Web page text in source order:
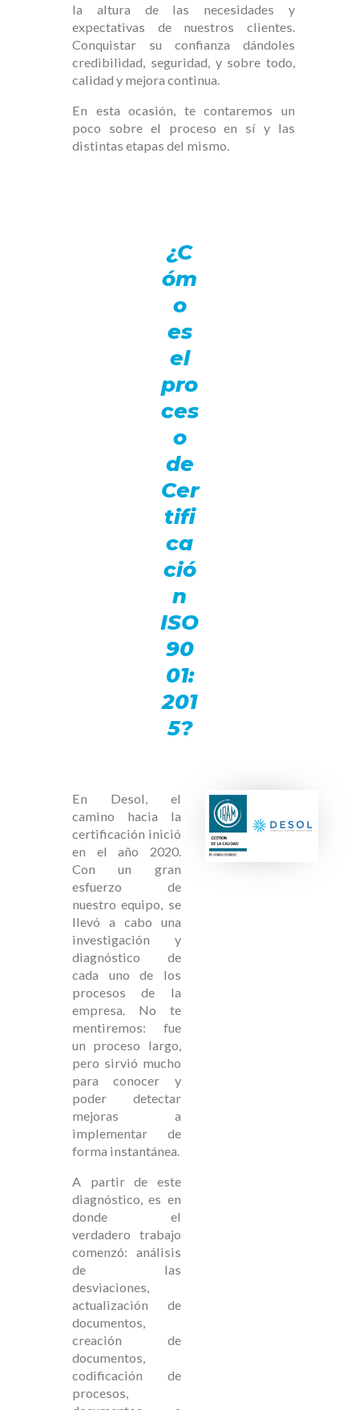
la altura de las necesidades y
expectativas de nuestros clientes.
Conquistar su confianza dándoles
credibilidad, seguridad, y sobre todo,
calidad y mejora continua.
En esta ocasión, te contaremos un
poco sobre el proceso en sí y las
distintas etapas del mismo.
¿C
óm
o
es
el
pro
ces
o
de
Cer
tifi
ca
ció
n
ISO
90
01:
201
5?
En Desol, el
camino hacia la
certificación inició
en el año 2020.
Con un gran
esfuerzo de
nuestro equipo, se
llevó a cabo una
investigación y
diagnóstico de
cada uno de los
procesos de la
empresa. No te
mentiremos: fue
un proceso largo,
pero sirvió mucho
para conocer y
poder detectar
mejoras a
implementar de
forma instantánea.
A partir de este
diagnóstico, es en
donde el
verdadero trabajo
comenzó: análisis
de las
desviaciones,
actualización de
documentos,
creación de
documentos,
codificación de
procesos,